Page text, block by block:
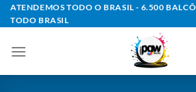
Skip
to
ATENDEMOS TODO O BRASIL - 6.500
TODO BRASIL